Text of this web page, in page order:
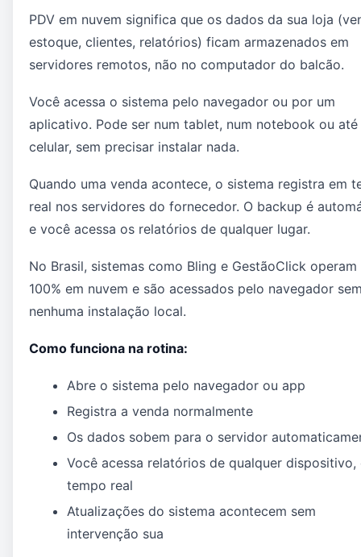
PDV em nuvem significa que os dados da sua loja
estoque, clientes, relatórios) ficam armazenados em
servidores remotos, não no computador do balcão.
Você acessa o sistema pelo navegador ou por um
aplicativo. Pode ser num tablet, num notebook ou até
celular, sem precisar instalar nada.
Quando uma venda acontece, o sistema registra em
real nos servidores do fornecedor. O backup é
e você acessa os relatórios de qualquer lugar.
No Brasil, sistemas como Bling e GestãoClick operam
100% em nuvem e são acessados pelo navegador
nenhuma instalação local.
Como funciona na rotina:
Abre o sistema pelo navegador ou app
Registra a venda normalmente
Os dados sobem para o servidor
Você acessa relatórios de qualquer dispositivo,
tempo real
Atualizações do sistema acontecem sem
intervenção sua